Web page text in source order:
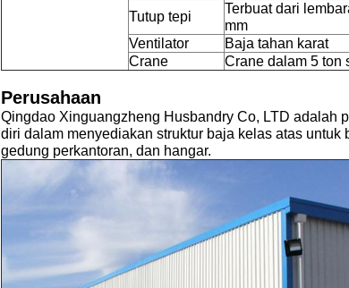
Tutup tepi
Terbuat dari
mm
Ventilator
Baja tahan karat
Crane
Crane dalam 5 ton
Perusahaan
Qingdao Xinguangzheng Husbandry Co, LTD adalah
diri dalam menyediakan struktur baja kelas atas
gedung perkantoran, dan hangar.